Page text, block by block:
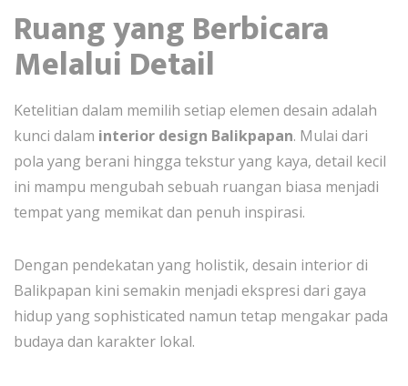
Ruang yang Berbicara
Melalui Detail
Ketelitian dalam memilih setiap elemen desain adalah
kunci dalam interior design Balikpapan. Mulai dari
pola yang berani hingga tekstur yang kaya, detail kecil
ini mampu mengubah sebuah ruangan biasa menjadi
tempat yang memikat dan penuh inspirasi.
Dengan pendekatan yang holistik, desain interior di
Balikpapan kini semakin menjadi ekspresi dari gaya
hidup yang sophisticated namun tetap mengakar pada
budaya dan karakter lokal.